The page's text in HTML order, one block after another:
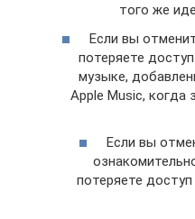
того же
Если вы
потеряете
музыке,
Apple Music, когда
Если вы
потеряете